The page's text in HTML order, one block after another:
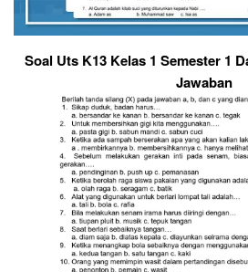
Soal Uts K13 Kelas 1 Semester 1
Jawaban